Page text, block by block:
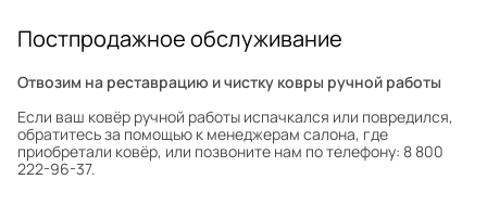
Постпродажное обслуживание
Отвозим на реставрацию и чистку ковры ручной работы
Если ваш ковёр ручной работы испачкался или повредился,
обратитесь за помощью к менеджерам салона, где
приобретали ковёр, или позвоните нам по телефону: 8 800
222-96-37.